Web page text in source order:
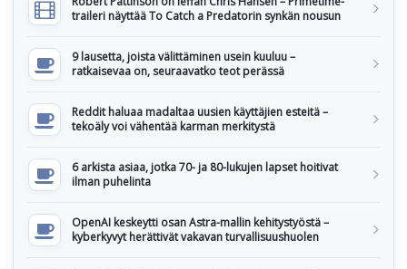
traileri näyttää To Catch a Predatorin synkän nousun
9 lausetta, joista välittäminen usein kuuluu –
ratkaisevaa on, seuraavatko teot perässä
Reddit haluaa madaltaa uusien käyttäjien esteitä –
tekoäly voi vähentää karman merkitystä
6 arkista asiaa, jotka 70- ja 80-lukujen lapset hoitivat
ilman puhelinta
OpenAI keskeytti osan Astra-mallin kehitystyöstä –
kyberkyvyt herättivät vakavan turvallisuushuolen